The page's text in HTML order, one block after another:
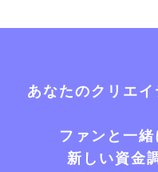
あなたのクリエ
ファンと一
新しい資金